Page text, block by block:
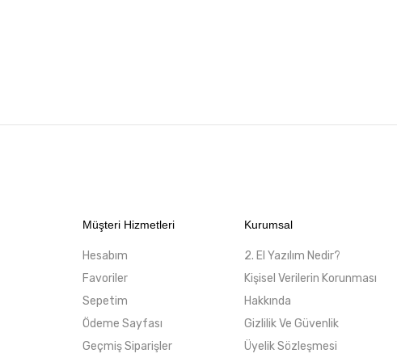
Müşteri Hizmetleri
Hesabım
Favoriler
Sepetim
Ödeme Sayfası
Geçmiş Siparişler
Kurumsal
2. El Yazılım Nedir?
Kişisel Verilerin Korunması
Hakkında
Gizlilik Ve Güvenlik
Üyelik Sözleşmesi